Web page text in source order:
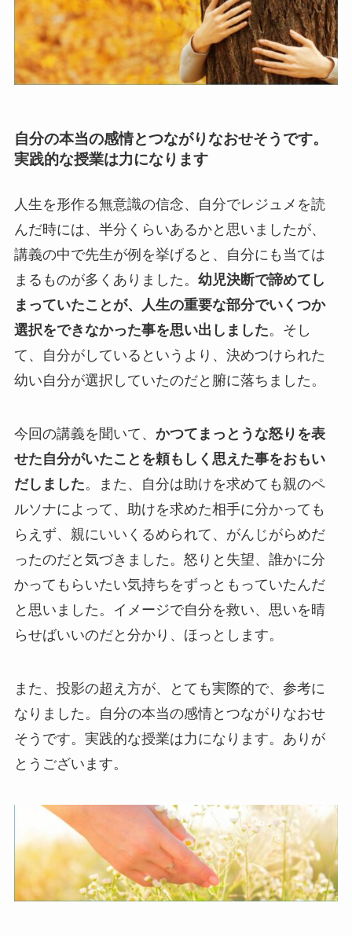
自分の本当の感情とつながりなおせそうです。
実践的な授業は力になります
人生を形作る無意識の信念、自分でレジュメを読
んだ時には、半分くらいあるかと思いましたが、
講義の中で先生が例を挙げると、自分にも当ては
まるものが多くありました。 幼児決断で諦めてし
まっていたことが、人生の重要な部分でいくつか
選択をできなかった事を思い出しました。そし
て、自分がしているというより、決めつけられた
幼い自分が選択していたのだと腑に落ちました。
今回の講義を聞いて、 かつてまっとうな怒りを表
せた自分がいたことを頼もしく思えた事をおもい
だしました。また、自分は助けを求めても親のペ
ルソナによって、助けを求めた相手に分かっても
らえず、親にいいくるめられて、がんじがらめだ
ったのだと気づきました。怒りと失望、誰かに分
かってもらいたい気持ちをずっともっていたんだ
と思いました。イメージで自分を救い、思いを晴
らせばいいのだと分かり、ほっとします。
また、投影の超え方が、とても実際的で、参考に
なりました。自分の本当の感情とつながりなおせ
そうです。実践的な授業は力になります。ありが
とうございます。